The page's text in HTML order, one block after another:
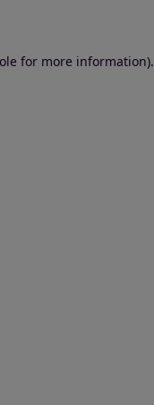
for more information).